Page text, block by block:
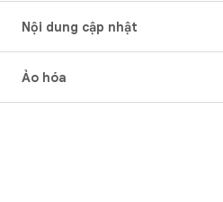
Nội dung cập nhật
Ảo hóa